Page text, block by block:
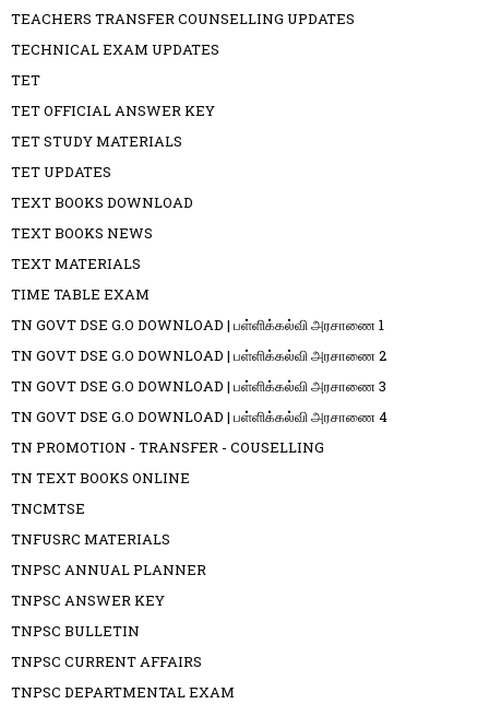
TEACHERS TRANSFER COUNSELLING UPDATES
TECHNICAL EXAM UPDATES
TET
TET OFFICIAL ANSWER KEY
TET STUDY MATERIALS
TET UPDATES
TEXT BOOKS DOWNLOAD
TEXT BOOKS NEWS
TEXT MATERIALS
TIME TABLE EXAM
TN GOVT DSE G.O DOWNLOAD | பள்ளிக்கல்வி அரசாணை 1
TN GOVT DSE G.O DOWNLOAD | பள்ளிக்கல்வி அரசாணை 2
TN GOVT DSE G.O DOWNLOAD | பள்ளிக்கல்வி அரசாணை 3
TN GOVT DSE G.O DOWNLOAD | பள்ளிக்கல்வி அரசாணை 4
TN PROMOTION - TRANSFER - COUSELLING
TN TEXT BOOKS ONLINE
TNCMTSE
TNFUSRC MATERIALS
TNPSC ANNUAL PLANNER
TNPSC ANSWER KEY
TNPSC BULLETIN
TNPSC CURRENT AFFAIRS
TNPSC DEPARTMENTAL EXAM